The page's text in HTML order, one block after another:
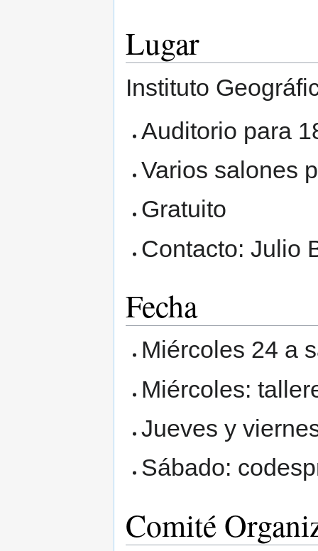
Lugar
Instituto
Auditorio para
Varios salones
Gratuito
Contacto: Julio
Fecha
Miércoles 24 a
Miércoles:
Jueves y
Sábado:
Comité